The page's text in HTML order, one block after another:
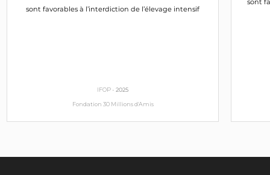
sont favorables à l’interdiction de l’élevage intensif
IFOP -2025
Fondation 30 Millions d'Amis
sont